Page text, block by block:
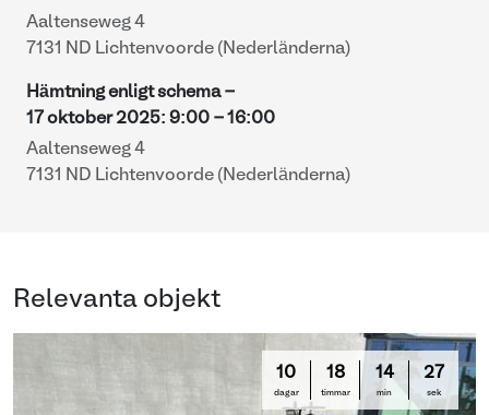
Aaltenseweg 4
7131 ND Lichtenvoorde (Nederländerna)
Hämtning enligt schema -
17 oktober 2025: 9:00 - 16:00
Aaltenseweg 4
7131 ND Lichtenvoorde (Nederländerna)
Relevanta objekt
10
dagar
18
timmar
14
min
26
sek